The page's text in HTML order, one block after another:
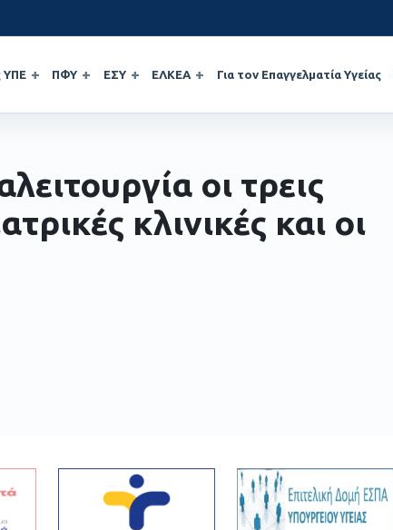
ΥΠΕ ΠΦΥ ΕΣΥ ΕΛΚΕΑ Για τον Επαγγελματία Υγείας
οι τρεις
κλινικές και οι